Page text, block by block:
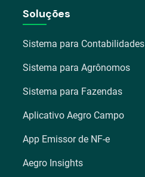
Soluções
Sistema para Contabilidades
Sistema para Agrônomos
Sistema para Fazendas
Aplicativo Aegro Campo
App Emissor de NF-e
Aegro Insights